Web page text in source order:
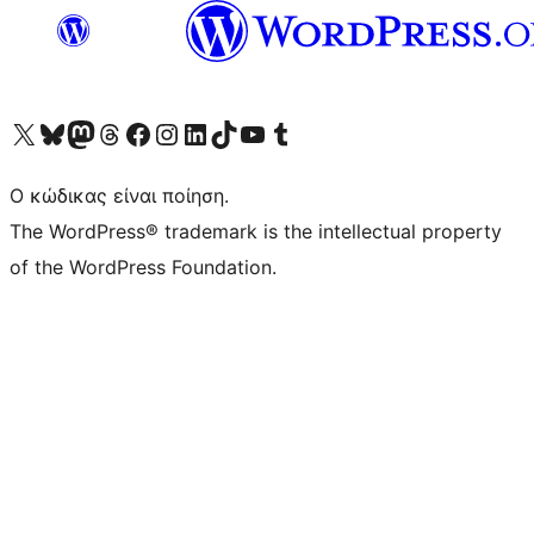
Visit our X (formerly Twitter) account
Visit our Bluesky account
Επισκεφθείτε τον λογαριασμό μας στο Mastodon
Visit our Threads account
Επισκεφτείτε τη σελίδα μας στο Facebook
Επισκεφθείτε τον λογαριασμό μας Instagram
Επισκεφθείτε τον λογαριασμό μας LinkedIn
Visit our TikTok account
Visit our YouTube channel
Visit our Tumblr account
Ο κώδικας είναι ποίηση.
The WordPress® trademark is the intellectual property
of the WordPress Foundation.